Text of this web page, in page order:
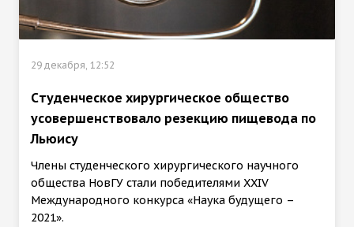
29 декабря, 12:52
Cтуденческое хирургическое общество
усовершенствовало резекцию пищевода по
Льюису
Члены студенческого хирургического научного
общества НовГУ стали победителями XXIV
Международного конкурса «Наука будущего –
2021».